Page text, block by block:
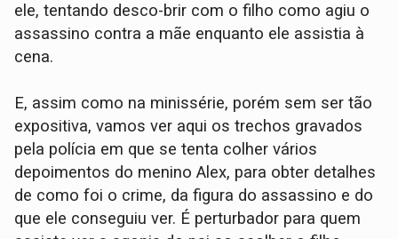
ele, tentando desco-brir com o filho como agiu o
assassino contra a mãe enquanto ele assistia à
cena.
E, assim como na minissérie, porém sem ser tão
expositiva, vamos ver aqui os trechos gravados
pela polícia em que se tenta colher vários
depoimentos do menino Alex, para obter detalhes
de como foi o crime, da figura do assassino e do
que ele conseguiu ver. É perturbador para quem